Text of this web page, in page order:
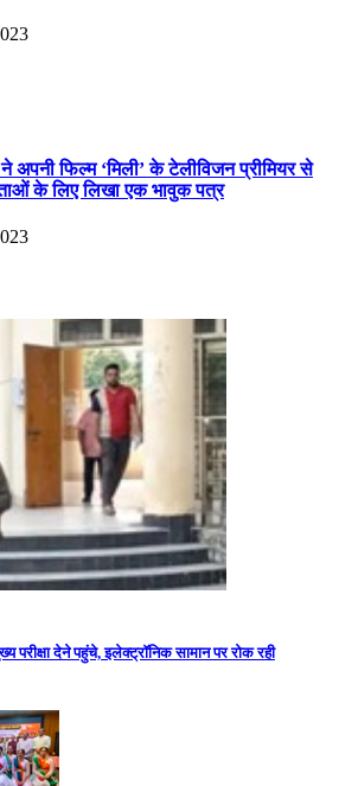
अपनी फिल्म ‘मिली’ के टेलीविजन प्रीमियर से
के लिए लिखा एक भावुक पत्र
परीक्षा देने पहुंचे, इलेक्ट्रॉनिक सामान पर रोक रही